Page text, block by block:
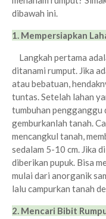
dibawah ini.
1. Mempersiapkan
Langkah pertama
ditanami rumput. Jika
atau bebatuan,
tuntas. Setelah lahan
tumbuhan pengganggu
gemburkanlah tanah.
mencangkul tanah,
sedalam 5-10 cm. Jika
diberikan pupuk. Bisa
mulai dari anorganik
lalu campurkan tanah
2. Mencari Bibit